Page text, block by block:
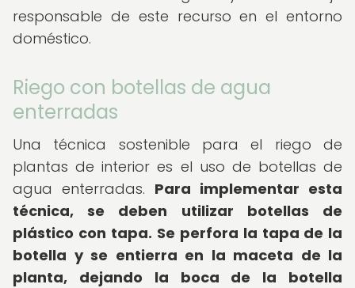
responsable de este recurso en el entorno
doméstico.
Riego con botellas de agua
enterradas
Una técnica sostenible para el riego de
plantas de interior es el uso de botellas de
agua enterradas. Para implementar esta
técnica, se deben utilizar botellas de
plástico con tapa. Se perfora la tapa de la
botella y se entierra en la maceta de la
planta, dejando la boca de la botella